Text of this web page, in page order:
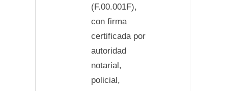
(F.00.001F),
con firma
certificada por
autoridad
notarial,
policial,